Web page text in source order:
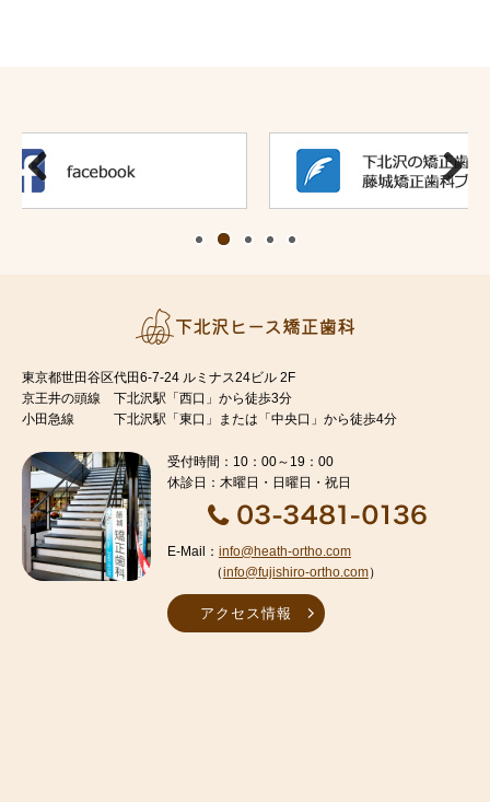
Previous
東京都世田谷区代田6-7-24 ルミナス24ビル 2F
京王井の頭線 下北沢駅「西口」から徒歩3分
小田急線 下北沢駅「東口」または「中央口」から徒歩4分
受付時間：10：00～19：00
休診日：木曜日・日曜日・祝日
E-Mail： info@heath-ortho.com
（info@fujishiro-ortho.com）
アクセス情報